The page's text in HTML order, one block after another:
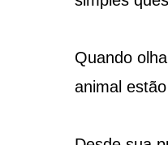
Quando
animal